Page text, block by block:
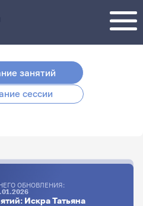
занятий
сессии
ОБНОВЛЕНИЯ:
Искра Татьяна